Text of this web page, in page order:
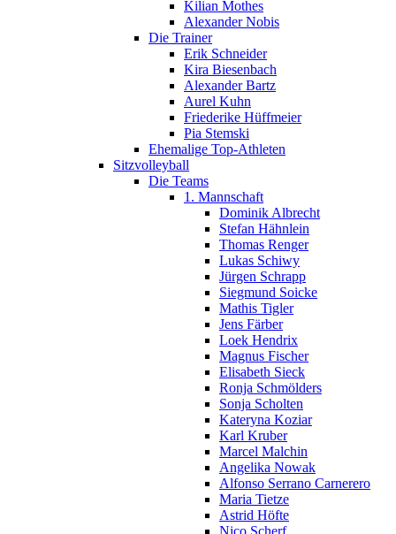
Kilian Mothes
Alexander Nobis
Die Trainer
Erik Schneider
Kira Biesenbach
Alexander Bartz
Aurel Kuhn
Friederike Hüffmeier
Pia Stemski
Ehemalige Top-Athleten
Sitzvolleyball
Die Teams
1. Mannschaft
Dominik Albrecht
Stefan Hähnlein
Thomas Renger
Lukas Schiwy
Jürgen Schrapp
Siegmund Soicke
Mathis Tigler
Jens Färber
Loek Hendrix
Magnus Fischer
Elisabeth Sieck
Ronja Schmölders
Sonja Scholten
Kateryna Koziar
Karl Kruber
Marcel Malchin
Angelika Nowak
Alfonso Serrano Carnerero
Maria Tietze
Astrid Höfte
Nico Scherf